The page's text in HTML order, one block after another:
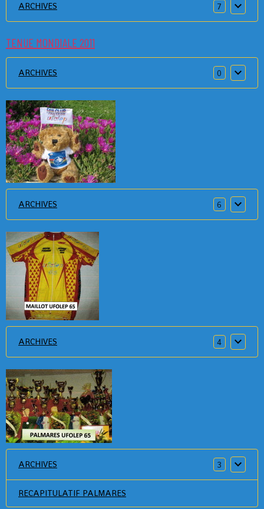
ARCHIVES 7
TENUE MONDIALE 2011
ARCHIVES 0
ARCHIVES 6
ARCHIVES 4
ARCHIVES 3
RECAPITULATIF PALMARES